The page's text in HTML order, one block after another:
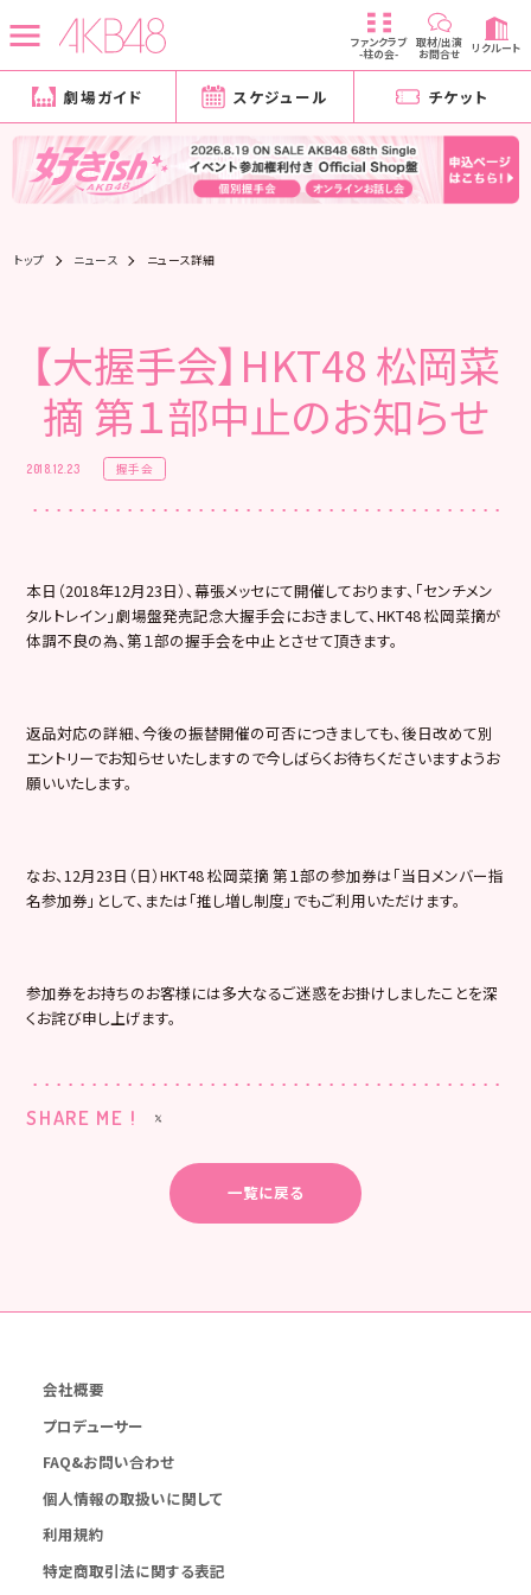
ファンクラブ
-柱の会-
取材/出演
お問合せ リクルート
劇場ガイド スケジュール チケット
トップ ニュース ニュース詳細
【大握手会】HKT48 松岡菜
摘 第１部中止のお知らせ
2018.12.23 握手会
本日（2018年12月23日）、幕張メッセにて開催しております、「センチメン
タルトレイン」劇場盤発売記念大握手会におきまして、HKT48 松岡菜摘が
体調不良の為、第１部の握手会を中止とさせて頂きます。
返品対応の詳細、今後の振替開催の可否につきましても、後日改めて別
エントリーでお知らせいたしますので今しばらくお待ちくださいますようお
願いいたします。
なお、12月23日（日）HKT48 松岡菜摘 第１部の参加券は「当日メンバー指
名参加券」として、または「推し増し制度」でもご利用いただけます。
参加券をお持ちのお客様には多大なるご迷惑をお掛けしましたことを深
くお詫び申し上げます。
SHARE ME !
一覧に戻る
会社概要
プロデューサー
FAQ&お問い合わせ
個人情報の取扱いに関して
利用規約
特定商取引法に関する表記